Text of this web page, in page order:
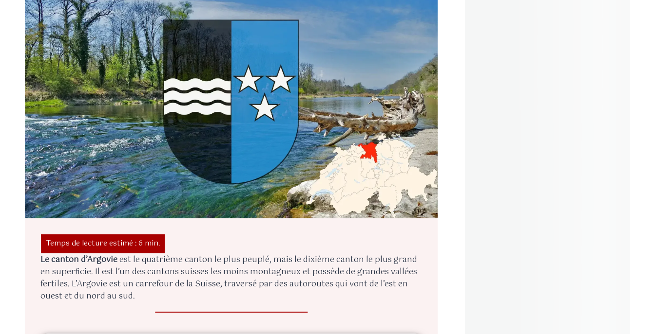
Le canton d’Argovieest le quatrième canton le plus peuplé, mais le dixième canton le plus grand
en superficie. Il est l’un des cantons suisses les moins montagneux et possède de grandes vallées
fertiles. L’Argovie est un carrefour de la Suisse, traversé par des autoroutes qui vont de l’est en
ouest et du nord au sud.